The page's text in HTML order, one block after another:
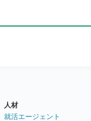
人材
就活エージェント